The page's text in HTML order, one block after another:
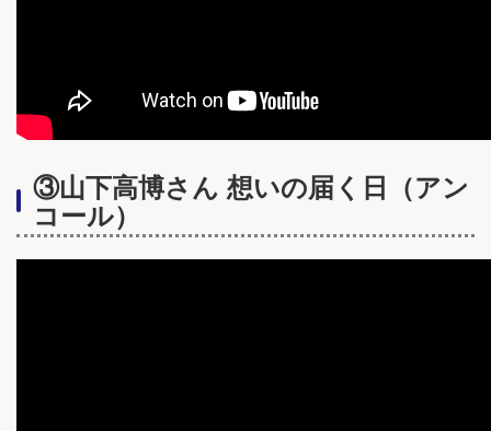
③山下高博さん 想いの届く日（アン
コール）